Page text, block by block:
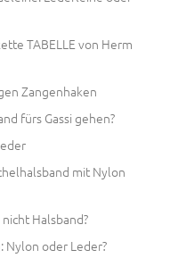
TABELLE von Herm
Zangenhaken
fürs Gassi gehen?
mit Nylon
Halsband?
Nylon oder Leder?